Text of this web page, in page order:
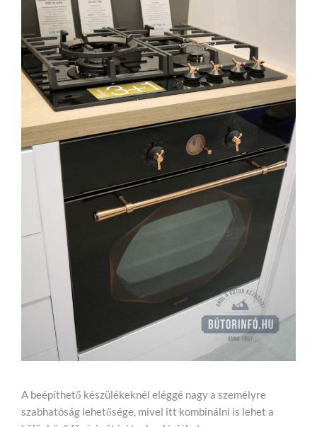
A beépíthető készülékeknél eléggé nagy a személyre
szabhatóság lehetősége, mivel itt kombinálni is lehet a